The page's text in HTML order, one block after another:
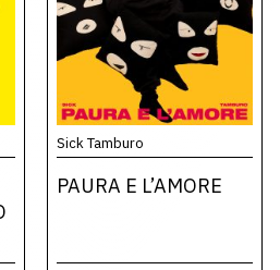
Sick Tamburo
PAURA E L’AMORE